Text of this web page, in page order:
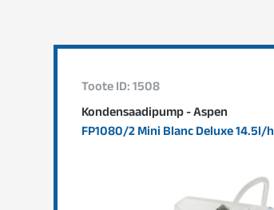
Toote ID: 1508
Kondensaadipump - Aspen
FP1080/2 Mini Blanc Deluxe 14.5l/h